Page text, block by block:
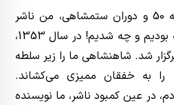
تبریزی در ادامه افزود: دهه 50 و دوران ستمشاهی، من ناشر
بودم. ما باید ببینیم که چه بودیم و چه شدیم! در سال 1353،
کتاب با 13 نشر برگزار شد. شاهنشاهی ما را زیر سلطه
به خفقان ممیزی می‌کشاند.
در عین کمبود ناشر، ما نویسنده